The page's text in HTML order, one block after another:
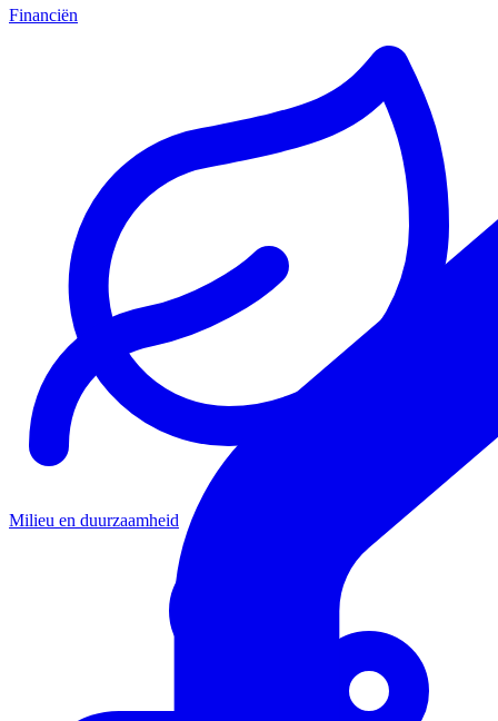
Financiën
Milieu en duurzaamheid